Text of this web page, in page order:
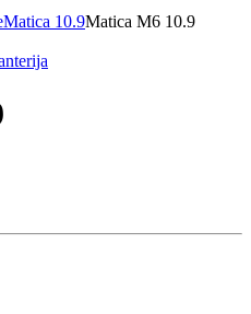
Matica 10.9Matica M6 10.9